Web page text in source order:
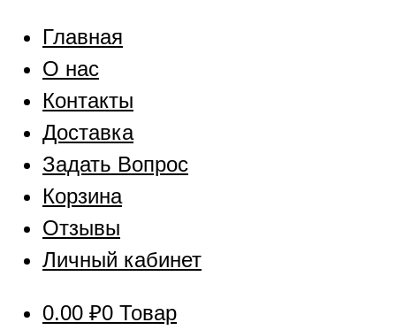
Главная
О нас
Контакты
Доставка
Задать Вопрос
Корзина
Отзывы
Личный кабинет
0.00 ₽0 Товар